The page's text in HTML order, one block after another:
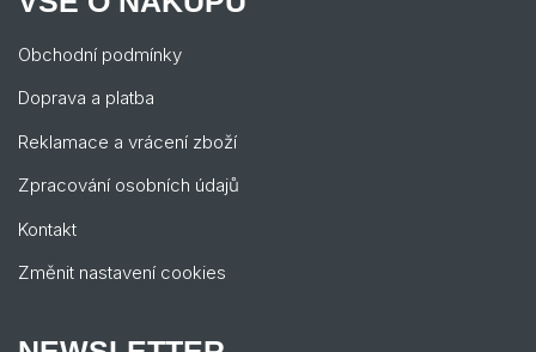
Obchodní podmínky
Doprava a platba
Reklamace a vrácení zboží
Zpracování osobních údajů
Kontakt
Změnit nastavení cookies